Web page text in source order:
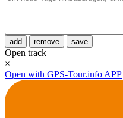
add remove save
Open track
×
Open with GPS-Tour.info APP